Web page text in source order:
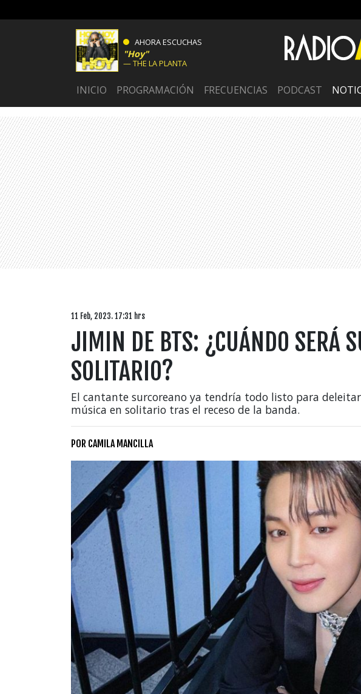
AHORA ESCUCHAS
Hoy
THE LA PLANTA
INICIO PROGRAMACIÓN FRECUENCIAS PODCAST
11 Feb, 2023. 17:31 hrs
JIMIN DE BTS: ¿CUÁNDO SERÁ
SOLITARIO?
El cantante surcoreano ya tendría todo listo para
música en solitario tras el receso de la banda.
POR CAMILA MANCILLA